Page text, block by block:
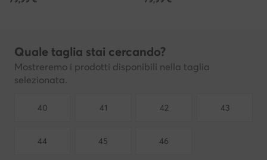
Quale taglia stai cercando?
Mostreremo i prodotti disponibili nella taglia
selezionata.
40 41 42 43
44 45 46